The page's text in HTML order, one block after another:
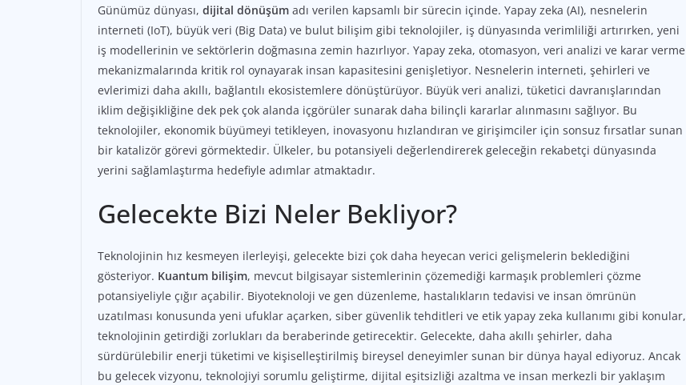
Günümüz dünyası, dijital dönüşüm adı verilen kapsamlı bir sürecin içinde. Yapay zeka (AI), nesnelerin
interneti (IoT), büyük veri (Big Data) ve bulut bilişim gibi teknolojiler, iş dünyasında verimliliği artırırken, yeni
iş modellerinin ve sektörlerin doğmasına zemin hazırlıyor. Yapay zeka, otomasyon, veri analizi ve karar verme
mekanizmalarında kritik rol oynayarak insan kapasitesini genişletiyor. Nesnelerin interneti, şehirleri ve
evlerimizi daha akıllı, bağlantılı ekosistemlere dönüştürüyor. Büyük veri analizi, tüketici davranışlarından
iklim değişikliğine dek pek çok alanda içgörüler sunarak daha bilinçli kararlar alınmasını sağlıyor. Bu
teknolojiler, ekonomik büyümeyi tetikleyen, inovasyonu hızlandıran ve girişimciler için sonsuz fırsatlar sunan
bir katalizör görevi görmektedir. Ülkeler, bu potansiyeli değerlendirerek geleceğin rekabetçi dünyasında
yerini sağlamlaştırma hedefiyle adımlar atmaktadır.
Gelecekte Bizi Neler Bekliyor?
Teknolojinin hız kesmeyen ilerleyişi, gelecekte bizi çok daha heyecan verici gelişmelerin beklediğini
gösteriyor. Kuantum bilişim, mevcut bilgisayar sistemlerinin çözemediği karmaşık problemleri çözme
potansiyeliyle çığır açabilir. Biyoteknoloji ve gen düzenleme, hastalıkların tedavisi ve insan ömrünün
uzatılması konusunda yeni ufuklar açarken, siber güvenlik tehditleri ve etik yapay zeka kullanımı gibi konular,
teknolojinin getirdiği zorlukları da beraberinde getirecektir. Gelecekte, daha akıllı şehirler, daha
sürdürülebilir enerji tüketimi ve kişiselleştirilmiş bireysel deneyimler sunan bir dünya hayal ediyoruz. Ancak
bu gelecek vizyonu, teknolojiyi sorumlu geliştirme, dijital eşitsizliği azaltma ve insan merkezli bir yaklaşım